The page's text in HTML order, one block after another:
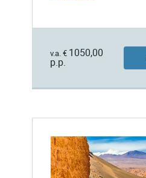
v.a. € 1050,00
p.p.